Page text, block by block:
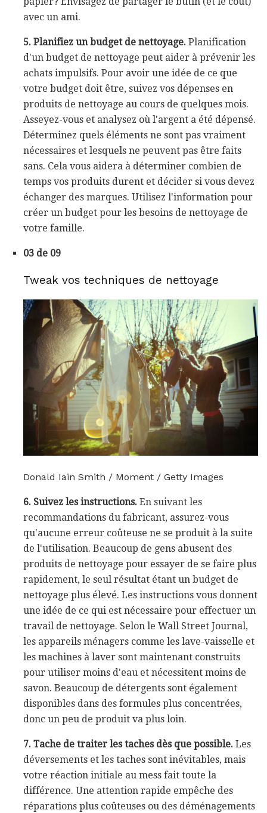
avec un ami.
5. Planifiez un budget de nettoyage. Planification
d'un budget de nettoyage peut aider à prévenir les
achats impulsifs. Pour avoir une idée de ce que
votre budget doit être, suivez vos dépenses en
produits de nettoyage au cours de quelques mois.
Asseyez-vous et analysez où l'argent a été dépensé.
Déterminez quels éléments ne sont pas vraiment
nécessaires et lesquels ne peuvent pas être faits
sans. Cela vous aidera à déterminer combien de
temps vos produits durent et décider si vous devez
échanger des marques. Utilisez l'information pour
créer un budget pour les besoins de nettoyage de
votre famille.
03 de 09
Tweak vos techniques de nettoyage
Donald Iain Smith / Moment / Getty Images
6. Suivez les instructions. En suivant les
recommandations du fabricant, assurez-vous
qu'aucune erreur coûteuse ne se produit à la suite
de l'utilisation. Beaucoup de gens abusent des
produits de nettoyage pour essayer de se faire plus
rapidement, le seul résultat étant un budget de
nettoyage plus élevé. Les instructions vous donnent
une idée de ce qui est nécessaire pour effectuer un
travail de nettoyage. Selon le Wall Street Journal,
les appareils ménagers comme les lave-vaisselle et
les machines à laver sont maintenant construits
pour utiliser moins d'eau et nécessitent moins de
savon. Beaucoup de détergents sont également
disponibles dans des formules plus concentrées,
donc un peu de produit va plus loin.
7. Tache de traiter les taches dès que possible. Les
déversements et les taches sont inévitables, mais
votre réaction initiale au mess fait toute la
différence. Une attention rapide empêche des
réparations plus coûteuses ou des déménagements